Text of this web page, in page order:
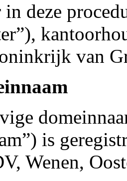
in deze
van
is
Wenen,